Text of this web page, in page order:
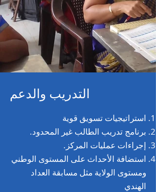
التدريب والدعم
استراتيجيات تسويق قوية
برنامج تدريب الطالب غير المحدود.
إجراءات عمليات المركز.
استضافة الأحداث على المستوى الوطني
ومستوى الولاية مثل مسابقة العداد
الهندي